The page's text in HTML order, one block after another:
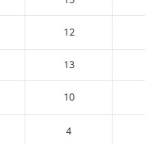
12
13
10
4